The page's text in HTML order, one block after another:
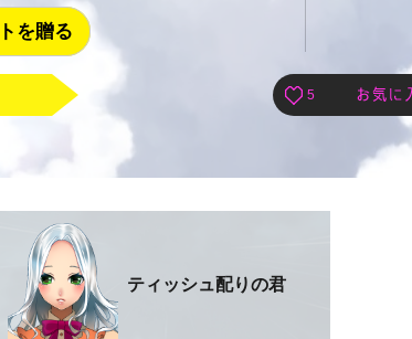
を贈る
5
ティッシュ配りの君